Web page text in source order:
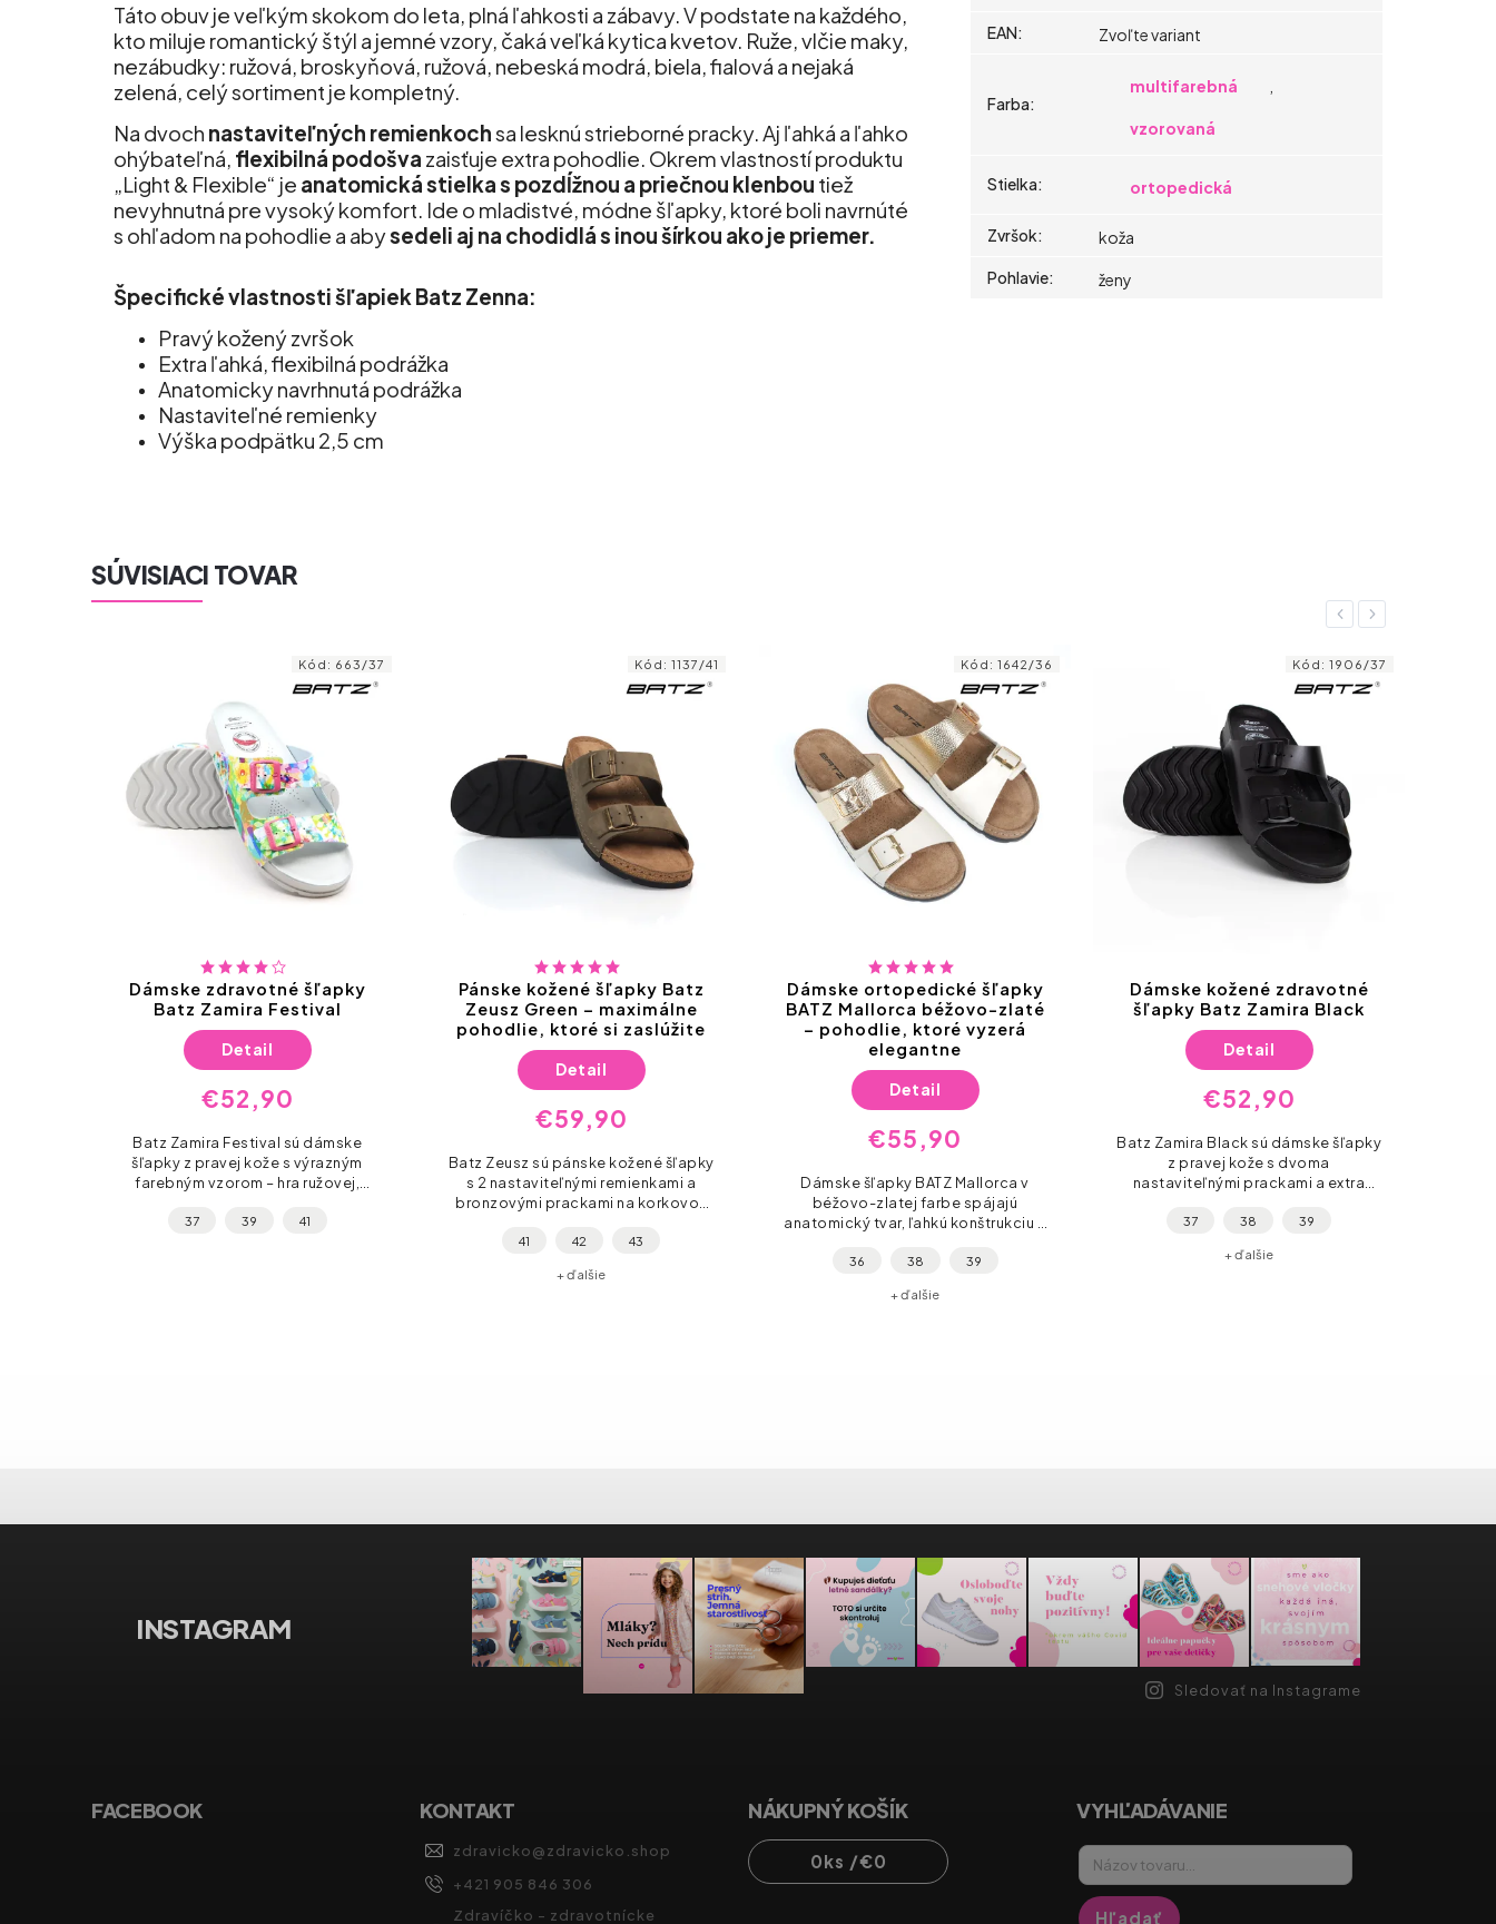
Táto obuv je veľkým skokom do leta, plná ľahkosti a zábavy. V podstate na každého,
kto miluje romantický štýl a jemné vzory, čaká veľká kytica kvetov. Ruže, vlčie maky,
nezábudky: ružová, broskyňová, ružová, nebeská modrá, biela, fialová a nejaká
zelená, celý sortiment je kompletný.
Na dvoch nastaviteľných remienkochsa lesknú strieborné pracky. Aj ľahká a ľahko
ohýbateľná, flexibilná podošva zaisťuje extra pohodlie. Okrem vlastností produktu
„Light & Flexible“ je anatomická stielka s pozdĺžnou a priečnou klenbou tiež
nevyhnutná pre vysoký komfort. Ide o mladistvé, módne šľapky, ktoré boli navrnúté
s ohľadom na pohodlie a abysedeli aj na chodidlá s inou šírkou ako je priemer.
Špecifické vlastnosti šľapiek Batz Zenna:
Pravý kožený zvršok
Extra ľahká, flexibilná podrážka
Anatomicky navrhnutá podrážka
Nastaviteľné remienky
Výška podpätku 2,5 cm
EAN: Zvoľte variant
Farba:
multifarebná
vzorovaná
Stielka: ortopedická
Zvršok:
koža
Pohlavie: ženy
SÚVISIACI TOVAR
Previous
Dámske zdravotné šľapky
Batz Zamira Festival
€52,90
Detail
Batz Zamira Festival sú dámske
šľapky z pravej kože s výrazným
farebným vzorom – hra ružovej,
bielom podklade. Extra ľahká
37 39 41
Kód: 663/37
Pánske kožené šľapky Batz
Zeusz Green – maximálne
pohodlie, ktoré si zaslúžite
€59,90
Detail
Batz Zeusz sú pánske kožené šľapky
s 2 nastaviteľnými remienkami a
bronzovými prackami na korkovo-
koža, anatomická stielka s
41 42 43
+ ďalšie
Kód: 1137/41
Dámske ortopedické šľapky
BATZ Mallorca béžovo-zlaté
– pohodlie, ktoré vyzerá
elegantne
€55,90
Detail
Dámske šľapky BATZ Mallorca v
béžovo-zlatej farbe spájajú
anatomický tvar, ľahkú konštrukciu a
celodenné nosenie doma, do práce
36 38 39
+ ďalšie
Kód: 1642/36
Dámske kožené zdravotné
šľapky Batz Zamira Black
€52,90
Detail
Batz Zamira Black sú dámske šľapky
z pravej kože s dvoma
nastaviteľnými prackami a extra
Flexible. Čistý čierny dizajn – hodí sa
37 38 39
+ ďalšie
Kód: 1906/37
Next
INSTAGRAM
Sledovať na Instagrame
FACEBOOK KONTAKT
zdravicko@zdravicko.shop
+421 905 846 306
Zdravíčko - zdravotnícke
NÁKUPNÝ KOŠÍK
0ks /€0
VYHĽADÁVANIE
Hľadať